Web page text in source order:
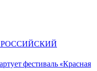
фестиваль «Красная